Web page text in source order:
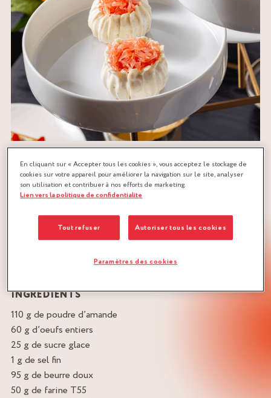
RECETTE D'HÉLÈNE KERLOEGUEN :
DESSERT POIRE PAMPLEMOUSSE ET
BERGAMOTE
1. BISCUIT BERGAMOTE
INGRÉDIENTS
110 g de poudre d’amande
60 g d’oeufs entiers
25 g de sucre glace
1 g de sel fin
95 g de beurre doux
50 g de farine T55
En cliquant sur « Accepter tous les cookies », vous acceptez le stockage de
cookies sur votre appareil pour améliorer la navigation sur le site, analyser
son utilisation et contribuer à nos efforts de marketing.
Lien vers la politique de confidentialite
Tout refuser Autoriser tous les cookies
Paramètres des cookies